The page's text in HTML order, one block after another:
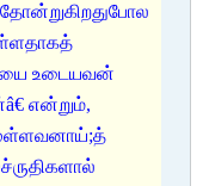
உடையவன்
என்றும்,